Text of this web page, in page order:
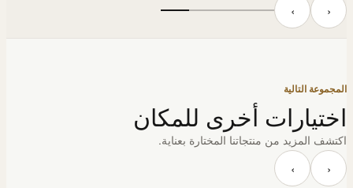
‹ ›
المجموعة التالية
اختيارات أخرى للمكان
اكتشف المزيد من منتجاتنا المختارة بعناية.
‹ ›